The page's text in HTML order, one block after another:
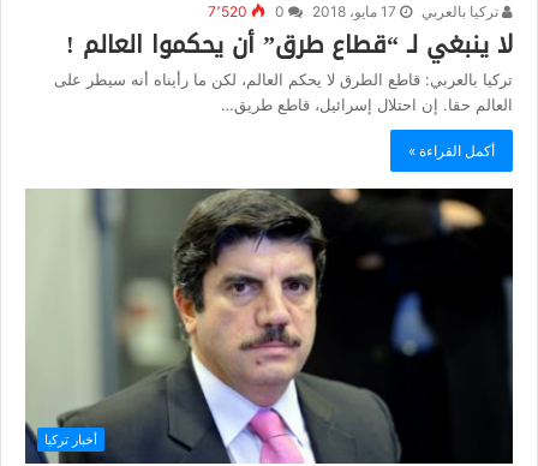
تركيا بالعربي 17 مايو، 2018 7٬520
لا ينبغي لـ “قطاع طرق” أن يحكموا العالم !
تركيا بالعربي: قاطع الطرق لا يحكم العالم، لكن ما رأيناه أنه سيطر على
العالم حقا. إن احتلال إسرائيل، قاطع طريق…
أكمل القراءة »
أخبار تركيا